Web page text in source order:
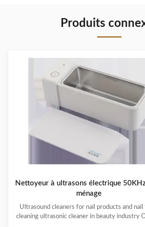
Produits
Nettoyeur à ultrasons électrique
ménage
Ultrasound cleaners for nail products and nail
cleaning ultrasonic cleaner in beauty industry